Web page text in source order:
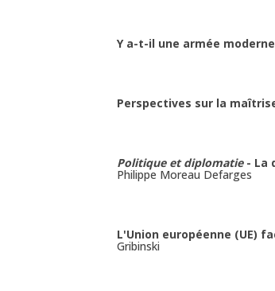
Y a-t-il une armée
Perspectives sur la
Politique et diplomatie - La
Philippe Moreau Defarges
L'Union européenne (UE)
Gribinski